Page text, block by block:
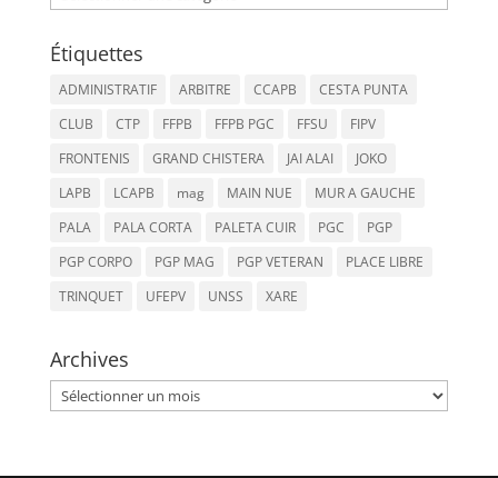
Étiquettes
ADMINISTRATIF ARBITRE CCAPB
CESTA PUNTA
CLUB
CTP FFPB FFPB PGC FFSU
FIPV
FRONTENIS
GRAND CHISTERA JAI ALAI
JOKO
LAPB
LCAPB mag MAIN NUE
MUR A GAUCHE
PALA
PALA CORTA PALETA CUIR PGC
PGP
PGP CORPO
PGP MAG PGP VETERAN
PLACE LIBRE
TRINQUET
UFEPV UNSS XARE
Archives
Archives